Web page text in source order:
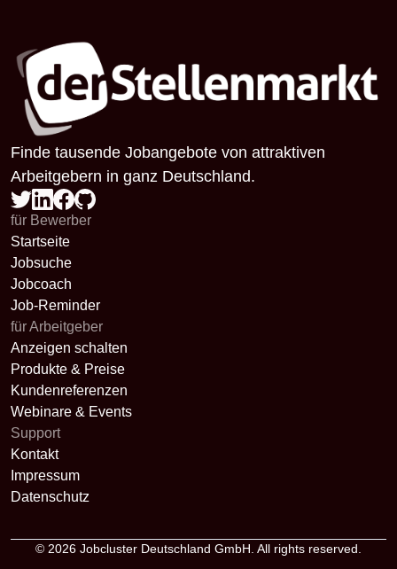
Finde tausende Jobangebote von attraktiven
Arbeitgebern in ganz Deutschland.
für Bewerber
Startseite
Jobsuche
Jobcoach
Job-Reminder
für Arbeitgeber
Anzeigen schalten
Produkte & Preise
Kundenreferenzen
Webinare & Events
Support
Kontakt
Impressum
Datenschutz
© 2026 Jobcluster Deutschland GmbH. All rights reserved.